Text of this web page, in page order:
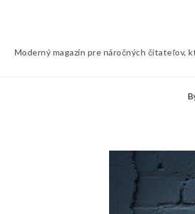
Moderný magazín pre náročných čitateľov,